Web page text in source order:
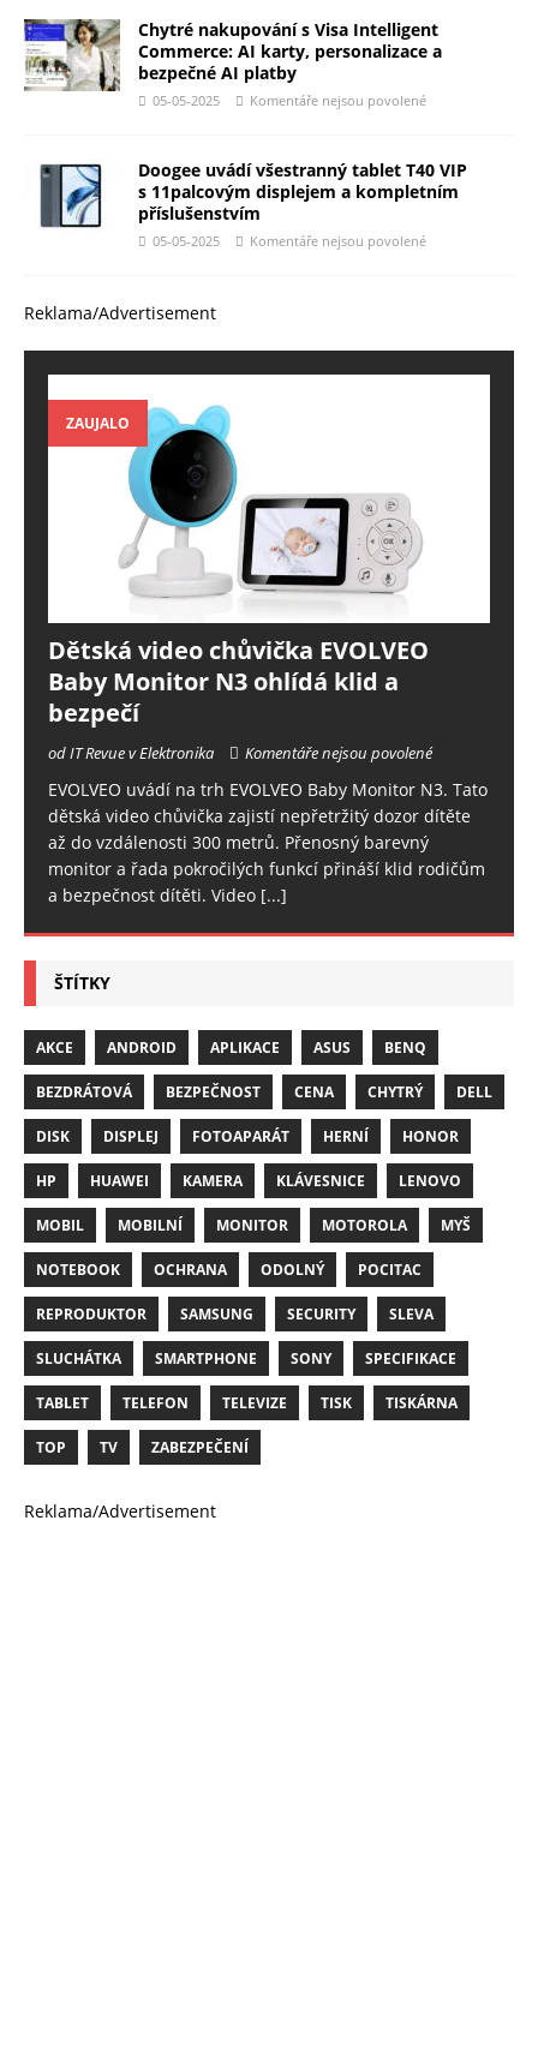
Chytré nakupování s Visa Intelligent
Commerce: AI karty, personalizace a
bezpečné AI platby
05-05-2025 Komentáře nejsou povolené
Doogee uvádí všestranný tablet T40 VIP
s 11palcovým displejem a kompletním
příslušenstvím
05-05-2025 Komentáře nejsou povolené
Reklama/Advertisement
ZAUJALO
Dětská video chůvička EVOLVEO
Baby Monitor N3 ohlídá klid a
bezpečí
od IT Revue v Elektronika Komentáře nejsou povolené
EVOLVEO uvádí na trh EVOLVEO Baby Monitor N3. Tato
dětská video chůvička zajistí nepřetržitý dozor dítěte
až do vzdálenosti 300 metrů. Přenosný barevný
monitor a řada pokročilých funkcí přináší klid rodičům
a bezpečnost dítěti. Video [...]
ŠTÍTKY
AKCE ANDROID APLIKACE ASUS BENQ
BEZDRÁTOVÁ BEZPEČNOST CENA CHYTRÝ DELL
DISK DISPLEJ FOTOAPARÁT HERNÍ HONOR
HP HUAWEI KAMERA KLÁVESNICE LENOVO
MOBIL MOBILNÍ MONITOR MOTOROLA MYŠ
NOTEBOOK OCHRANA ODOLNÝ POCITAC
REPRODUKTOR SAMSUNG SECURITY SLEVA
SLUCHÁTKA SMARTPHONE SONY SPECIFIKACE
TABLET TELEFON TELEVIZE TISK TISKÁRNA
TOP TV ZABEZPEČENÍ
Reklama/Advertisement